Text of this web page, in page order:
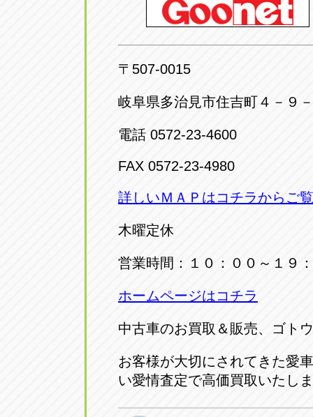
〒507-0015
岐阜県多治見市住吉町４－９
電話 0572-23-4600
FAX 0572-23-4980
詳しいＭＡＰはコチラからご
木曜定休
営業時間：１０：００～１９
ホームページはコチラ
中古車のお買取＆販売、ゴト
お客様が大切にされてきた愛
い愛情査定で高価買取いたし